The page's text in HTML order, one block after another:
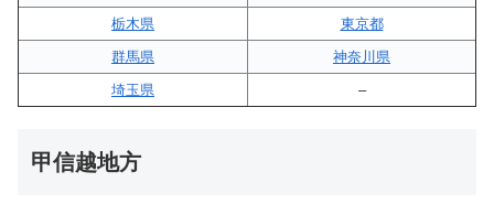
栃木県
東京都
群馬県
神奈川県
埼玉県
–
甲信越地方